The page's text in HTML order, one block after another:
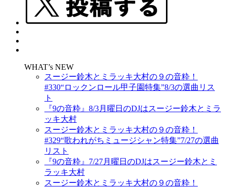
WHAT’s NEW
スージー鈴木とミラッキ大村の９の音粋！
#330“ロックンロール甲子園特集”8/3の選曲リス
ト
『9の音粋』8/3月曜日のDJはスージー鈴木とミラ
ッキ大村
スージー鈴木とミラッキ大村の９の音粋！
#329“歌われがちミュージシャン特集”7/27の選曲
リスト
『9の音粋』7/27月曜日のDJはスージー鈴木とミ
ラッキ大村
スージー鈴木とミラッキ大村の９の音粋！